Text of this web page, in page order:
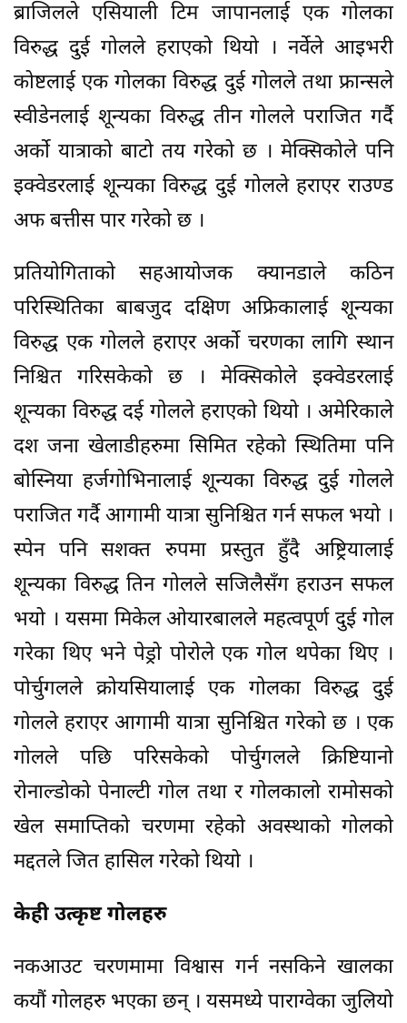
ब्राजिलले एसियाली टिम जापानलाई एक गोलका
विरुद्ध दुई गोलले हराएको थियो । नर्वेले आइभरी
कोष्टलाई एक गोलका विरुद्ध दुई गोलले तथा फ्रान्सले
स्वीडेनलाई शून्यका विरुद्ध तीन गोलले पराजित गर्दै
अर्को यात्राको बाटो तय गरेको छ । मेक्सिकोले पनि
इक्वेडरलाई शून्यका विरुद्ध दुई गोलले हराएर राउण्ड
अफ बत्तीस पार गरेको छ ।
प्रतियोगिताको सहआयोजक क्यानडाले कठिन
परिस्थितिका बाबजुद दक्षिण अफ्रिकालाई शून्यका
विरुद्ध एक गोलले हराएर अर्को चरणका लागि स्थान
निश्चित गरिसकेको छ । मेक्सिकोले इक्वेडरलाई
शून्यका विरुद्ध दई गोलले हराएको थियो । अमेरिकाले
दश जना खेलाडीहरुमा सिमित रहेको स्थितिमा पनि
बोस्निया हर्जगोभिनालाई शून्यका विरुद्ध दुई गोलले
पराजित गर्दै आगामी यात्रा सुनिश्चित गर्न सफल भयो ।
स्पेन पनि सशक्त रुपमा प्रस्तुत हुँदै अष्ट्रियालाई
शून्यका विरुद्ध तिन गोलले सजिलैसँग हराउन सफल
भयो । यसमा मिकेल ओयारबालले महत्वपूर्ण दुई गोल
गरेका थिए भने पेड्रो पोरोले एक गोल थपेका थिए ।
पोर्चुगलले क्रोयसियालाई एक गोलका विरुद्ध दुई
गोलले हराएर आगामी यात्रा सुनिश्चित गरेको छ । एक
गोलले पछि परिसकेको पोर्चुगलले क्रिष्टियानो
रोनाल्डोको पेनाल्टी गोल तथा र गोलकालो रामोसको
खेल समाप्तिको चरणमा रहेको अवस्थाको गोलको
मद्दतले जित हासिल गरेको थियो ।
केही उत्कृष्ट गोलहरु
नकआउट चरणमामा विश्वास गर्न नसकिने खालका
कयौं गोलहरु भएका छन् । यसमध्ये पाराग्वेका जुलियो